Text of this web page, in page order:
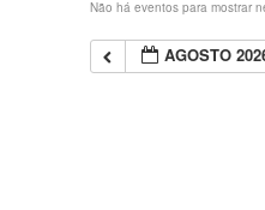
Não há eventos para mostrar
AGOSTO